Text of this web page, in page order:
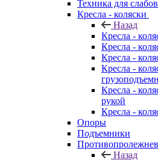
Техника для
Кресла - коляски
Назад
Кресла -
Кресла -
Кресла -
Кресла -
Кресла -
рукой
Кресла -
Опоры
Подъемники
Назад